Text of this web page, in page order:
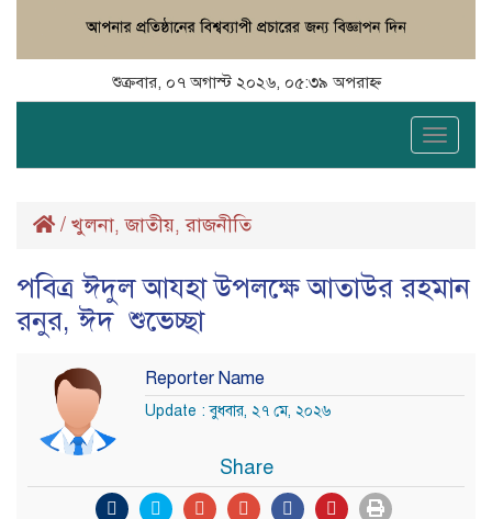
শুক্রবার, ০৭ অগাস্ট ২০২৬, ০৫:৩৯ অপরাহ্ন
Toggle
/ খুলনা,জাতীয়,রাজনীতি
পবিত্র ঈদুল আযহা উপলক্ষে আতাউর রহমান
রনুর, ঈদ শুভেচ্ছা
Reporter Name
Update : বুধবার, ২৭ মে, ২০২৬
Share